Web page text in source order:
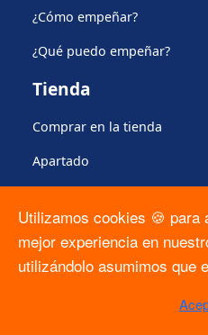
¿Cómo empeñar?
¿Qué puedo empeñar?
Tienda
Comprar en la tienda
Apartado
Regulación
Formato Solicitud ARCO
Utilizamos cookies 🍪 para
mejor experiencia en
utilizándolo asumimos que